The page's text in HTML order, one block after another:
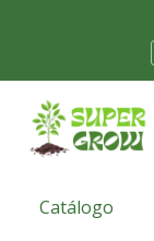
Catálogo